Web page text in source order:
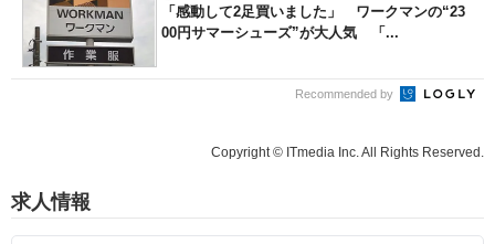
「感動して2足買いました」 ワークマンの“23
00円サマーシューズ”が大人気 「...
Recommended by
Copyright © ITmedia Inc. All Rights Reserved.
求人情報